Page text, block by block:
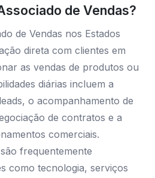
de Vendas?
de Vendas nos Estados
direta com clientes em
as vendas de produtos ou
diárias incluem a
o acompanhamento de
de contratos e a
comerciais.
frequentemente
como tecnologia, serviços